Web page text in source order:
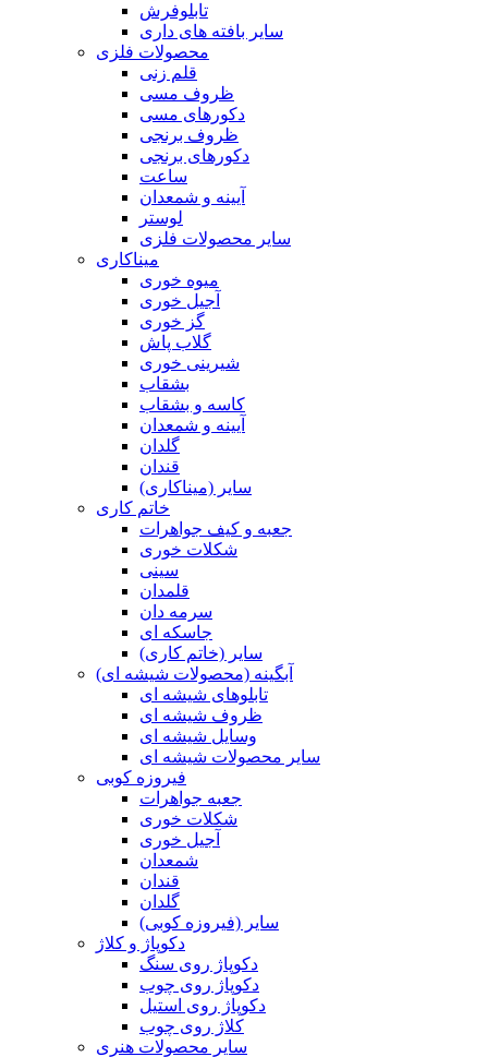
تابلوفرش
سایر بافته های داری
محصولات فلزی
قلم زنی
ظروف مسی
دکورهای مسی
ظروف برنجی
دکورهای برنجی
ساعت
آیینه و شمعدان
لوستر
سایر محصولات فلزی
میناکاری
میوه خوری
آجیل خوری
گز خوری
گلاب پاش
شیرینی خوری
بشقاب
کاسه و بشقاب
آیینه و شمعدان
گلدان
قندان
سایر (میناکاری)
خاتم کاری
جعبه و کیف جواهرات
شکلات خوری
سینی
قلمدان
سرمه دان
جاسکه ای
سایر (خاتم کاری)
آبگینه (محصولات شیشه ای)
تابلوهای شیشه ای
ظروف شیشه ای
وسایل شیشه ای
سایر محصولات شیشه ای
فیروزه کوبی
جعبه جواهرات
شکلات خوری
آجیل خوری
شمعدان
قندان
گلدان
سایر (فیروزه کوبی)
دکوپاژ و کلاژ
دکوپاژ روی سنگ
دکوپاژ روی چوب
دکوپاژ روی استیل
کلاژ روی چوب
سایر محصولات هنری